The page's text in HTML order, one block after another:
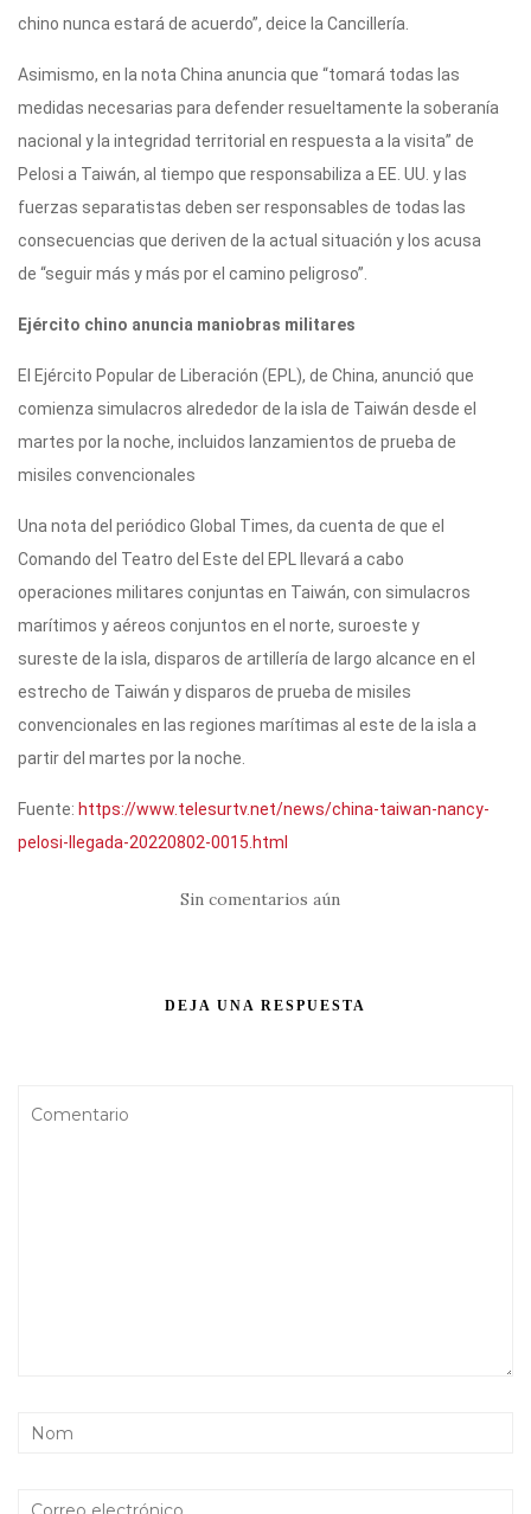
chino nunca estará de acuerdo”, deice la Cancillería.
Asimismo, en la nota China anuncia que “tomará todas las
medidas necesarias para defender resueltamente la soberanía
nacional y la integridad territorial en respuesta a la visita” de
Pelosi a Taiwán, al tiempo que responsabiliza a EE. UU. y las
fuerzas separatistas deben ser responsables de todas las
consecuencias que deriven de la actual situación y los acusa
de “seguir más y más por el camino peligroso”.
Ejército chino anuncia maniobras militares
El Ejército Popular de Liberación (EPL), de China, anunció que
comienza simulacros alrededor de la isla de Taiwán desde el
martes por la noche, incluidos lanzamientos de prueba de
misiles convencionales
Una nota del periódico Global Times, da cuenta de que el
Comando del Teatro del Este del EPL llevará a cabo
operaciones militares conjuntas en Taiwán, con simulacros
marítimos y aéreos conjuntos en el norte, suroeste y
sureste de la isla, disparos de artillería de largo alcance en el
estrecho de Taiwán y disparos de prueba de misiles
convencionales en las regiones marítimas al este de la isla a
partir del martes por la noche.
Fuente: https://www.telesurtv.net/news/china-taiwan-nancy-
pelosi-llegada-20220802-0015.html
Sin comentarios aún
DEJA UNA RESPUESTA